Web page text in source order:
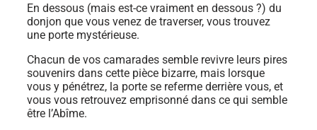
En dessous (mais est-ce vraiment en dessous ?) du
donjon que vous venez de traverser, vous trouvez
une porte mystérieuse.
Chacun de vos camarades semble revivre leurs pires
souvenirs dans cette pièce bizarre, mais lorsque
vous y pénétrez, la porte se referme derrière vous, et
vous vous retrouvez emprisonné dans ce qui semble
être l’Abîme.